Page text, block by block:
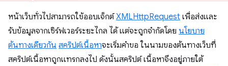
หน้าเว็บทั่วไปสามารถใช้ออบเจ็กต์XMLHttpRequest เพื่อส่งและ
รับข้อมูลจากเซิร์ฟเวอร์ระยะไกล ได้ แต่จะถูกจำกัดโดย นโยบาย
ต้นทางเดียวกัน สคริปต์เนื้อหาจะเริ่มคำขอ ในนามของต้นทางเว็บที่
สคริปต์เนื้อหาถูกแทรกลงไป ดังนั้นสคริปต์ เนื้อหาจึงอยู่ภายใต้